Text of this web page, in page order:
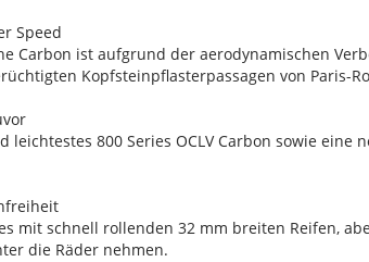
Speed
Carbon ist aufgrund der aerodynamischen
Kopfsteinpflasterpassagen von Paris-
leichtestes 800 Series OCLV Carbon sowie
mit schnell rollenden 32 mm breiten Reifen,
die Räder nehmen.